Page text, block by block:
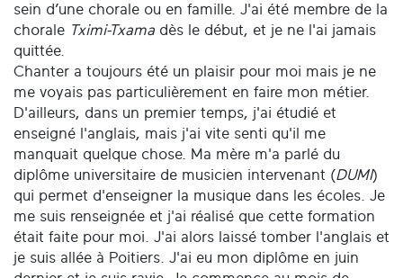
sein d’une chorale ou en famille. J'ai été membre de la
chorale Tximi-Txama dès le début, et je ne l'ai jamais
quittée.
Chanter a toujours été un plaisir pour moi mais je ne
me voyais pas particulièrement en faire mon métier.
D'ailleurs, dans un premier temps, j'ai étudié et
enseigné l'anglais, mais j'ai vite senti qu'il me
manquait quelque chose. Ma mère m'a parlé du
diplôme universitaire de musicien intervenant (DUMI)
qui permet d'enseigner la musique dans les écoles. Je
me suis renseignée et j'ai réalisé que cette formation
était faite pour moi. J'ai alors laissé tomber l'anglais et
je suis allée à Poitiers. J'ai eu mon diplôme en juin